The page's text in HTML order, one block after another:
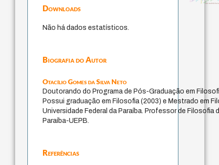
Downloads
Não há dados estatísticos.
Biografia do Autor
Otacílio Gomes da Silva Neto
Doutorando do Programa de Pós-Graduação em
Possui graduação em Filosofia (2003) e Mestrado em
Universidade Federal da Paraíba. Professor de Filosofia
Paraíba-UEPB.
Referências
leyes não maleficência